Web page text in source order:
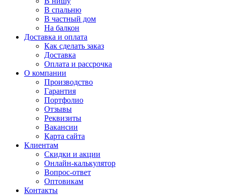
В спальню
В частный дом
На балкон
Доставка и оплата
Как сделать заказ
Доставка
Оплата и рассрочка
О компании
Производство
Гарантия
Портфолио
Отзывы
Реквизиты
Вакансии
Карта сайта
Клиентам
Скидки и акции
Онлайн-калькулятор
Вопрос-ответ
Оптовикам
Контакты